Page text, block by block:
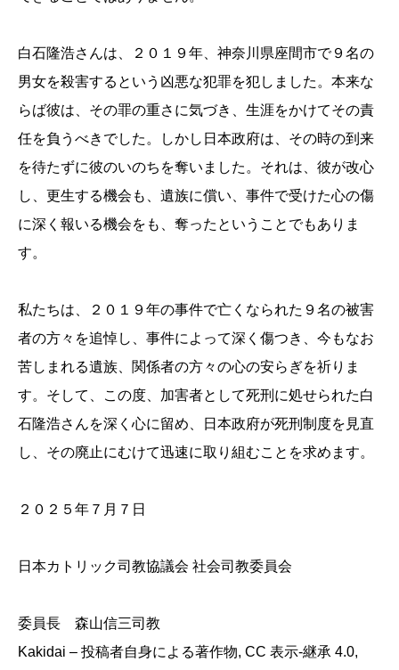
白石隆浩さんは、２０１９年、神奈川県座間市で９名の
男女を殺害するという凶悪な犯罪を犯しました。本来な
らば彼は、その罪の重さに気づき、生涯をかけてその責
任を負うべきでした。しかし日本政府は、その時の到来
を待たずに彼のいのちを奪いました。それは、彼が改心
し、更生する機会も、遺族に償い、事件で受けた心の傷
に深く報いる機会をも、奪ったということでもありま
す。
私たちは、２０１９年の事件で亡くなられた９名の被害
者の方々を追悼し、事件によって深く傷つき、今もなお
苦しまれる遺族、関係者の方々の心の安らぎを祈りま
す。そして、この度、加害者として死刑に処せられた白
石隆浩さんを深く心に留め、日本政府が死刑制度を見直
し、その廃止にむけて迅速に取り組むことを求めます。
２０２５年７月７日
日本カトリック司教協議会 社会司教委員会
委員長 森山信三司教
Kakidai – 投稿者自身による著作物, CC 表示-継承 4.0,